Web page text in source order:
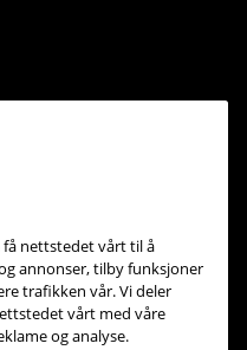
nettstedet vårt til å
annonser, tilby funksjoner
trafikken vår. Vi deler
vårt med våre
og analyse.